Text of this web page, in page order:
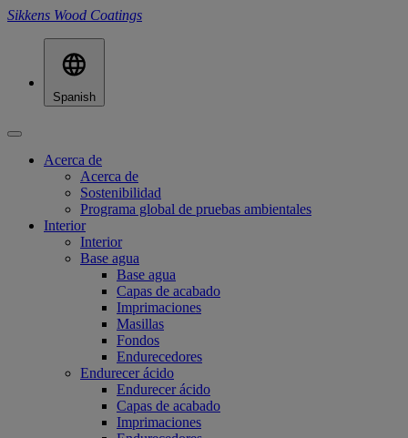
Sikkens Wood Coatings
Spanish
Acerca de
Acerca de
Sostenibilidad
Programa global de pruebas ambientales
Interior
Interior
Base agua
Base agua
Capas de acabado
Imprimaciones
Masillas
Fondos
Endurecedores
Endurecer ácido
Endurecer ácido
Capas de acabado
Imprimaciones